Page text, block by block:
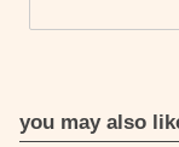
you may also